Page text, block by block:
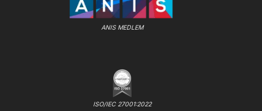
ANIS MEDLEM
ISO/IEC 27001:2022